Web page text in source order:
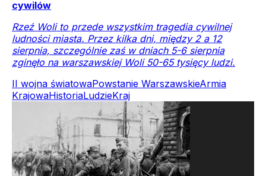
cywilów
Rzeź Woli to przede wszystkim tragedia cywilnej
ludności miasta. Przez kilka dni, między 2 a 12
sierpnia, szczególnie zaś w dniach 5-6 sierpnia
zginęło na warszawskiej Woli 50-65 tysięcy ludzi.
II wojna światowaPowstanie WarszawskieArmia
KrajowaHistoriaLudzieKraj